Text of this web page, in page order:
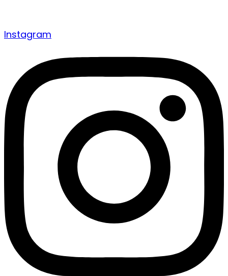
Instagram